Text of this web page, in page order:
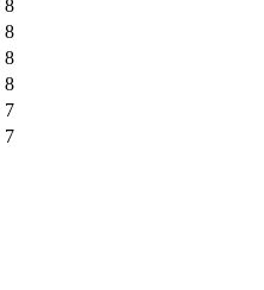
8
8
8
8
7
7